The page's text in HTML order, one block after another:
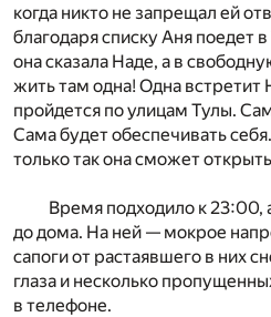
когда никто не запрещал ей
благодаря списку Аня поедет
она сказала Наде, а в
жить там одна! Одна встретит
пройдется по улицам Тулы.
Сама будет обеспечивать
только так она сможет
Время подходило к 23:00,
до дома. На ней — мокрое
сапоги от растаявшего в них
глаза и несколько
в телефоне.